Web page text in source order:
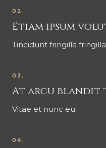
02.
Etiam ipsum
Tincidunt fringilla
03.
At arcu blandit
Vitae et nunc eu
04.